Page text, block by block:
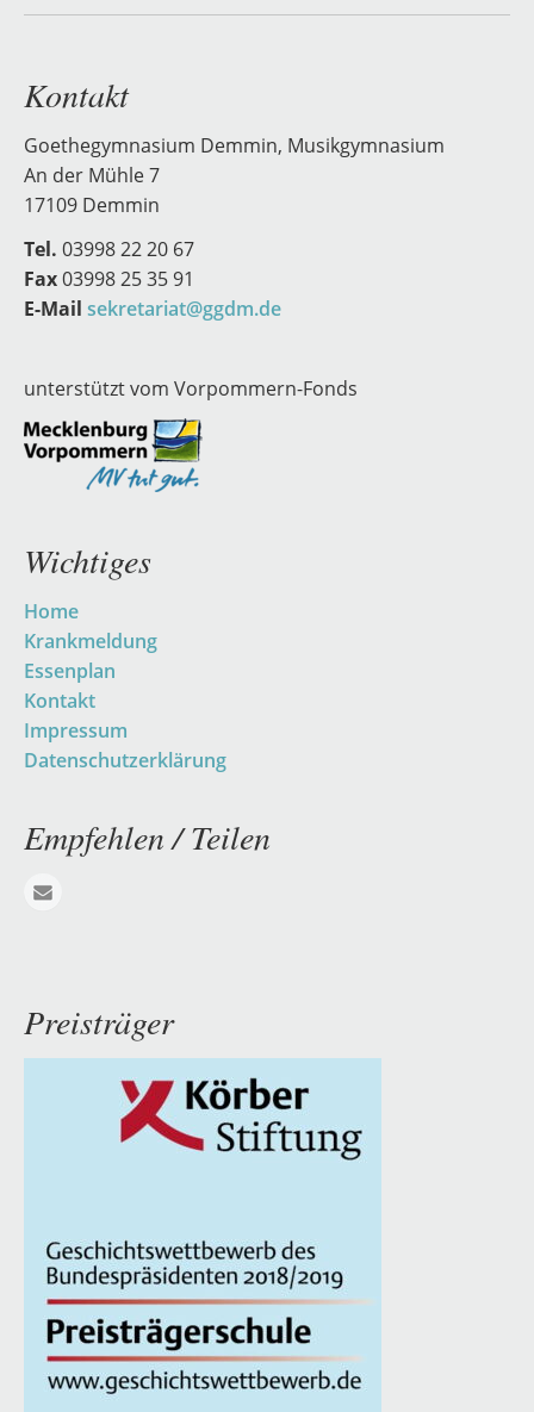
Kontakt
Goethegymnasium Demmin, Musikgymnasium
An der Mühle 7
17109 Demmin
Tel. 03998 22 20 67
Fax03998 25 35 91
E-Mail sekretariat@ggdm.de
unterstützt vom Vorpommern-Fonds
Wichtiges
Navigation
überspringen
Home
Krankmeldung
Essenplan
Kontakt
Impressum
Datenschutzerklärung
Empfehlen / Teilen
Preisträger